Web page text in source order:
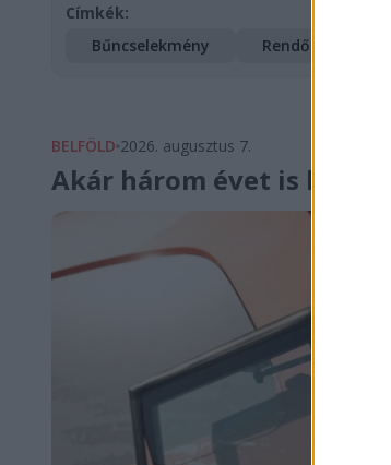
Címkék:
Bűncselekmény
Rendőrség
BELFÖLD 2026. augusztus 7.
Akár három évet is